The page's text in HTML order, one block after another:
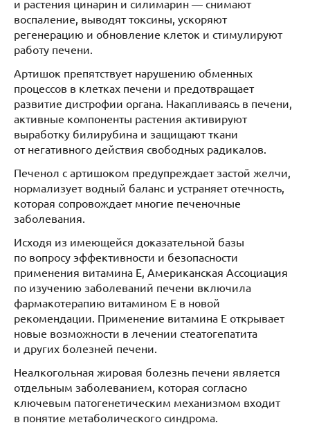
и растения цинарин и силимарин — снимают
воспаление, выводят токсины, ускоряют
регенерацию и обновление клеток и стимулируют
работу печени.
Артишок препятствует нарушению обменных
процессов в клетках печени и предотвращает
развитие дистрофии органа. Накапливаясь в печени,
активные компоненты растения активируют
выработку билирубина и защищают ткани
от негативного действия свободных радикалов.
Печенол с артишоком предупреждает застой желчи,
нормализует водный баланс и устраняет отечность,
которая сопровождает многие печеночные
заболевания.
Исходя из имеющейся доказательной базы
по вопросу эффективности и безопасности
применения витамина Е, Американская Ассоциация
по изучению заболеваний печени включила
фармакотерапию витамином Е в новой
рекомендации. Применение витамина Е открывает
новые возможности в лечении стеатогепатита
и других болезней печени.
Неалкогольная жировая болезнь печени является
отдельным заболеванием, которая согласно
ключевым патогенетическим механизмом входит
в понятие метаболического синдрома.